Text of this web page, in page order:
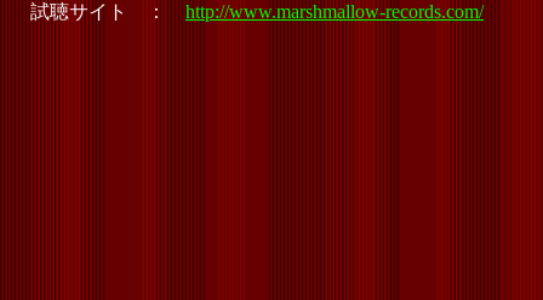
試聴サイト ： http://www.marshmallow-records.com/